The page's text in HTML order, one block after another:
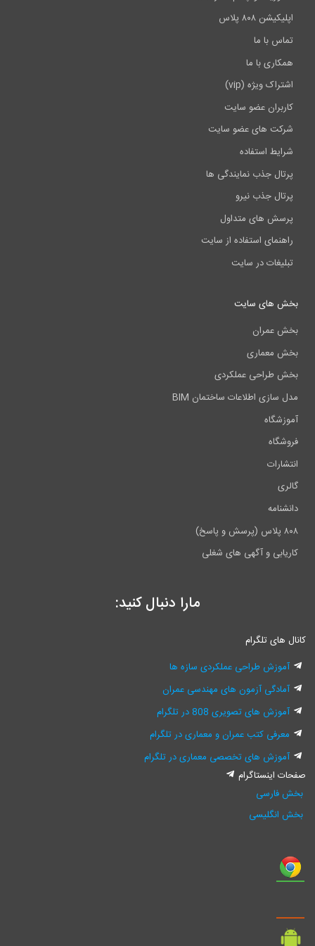
اپلیکیشن ۸۰۸ پلاس
تماس با ما
همکاری با ما
اشتراک ویژه (vip)
کاربران عضو سایت
شرکت های عضو سایت
شرایط استفاده
پرتال جذب نمایندگی ها
پرتال جذب نیرو
پرسش های متداول
راهنمای استفاده از سایت
تبلیغات در سایت
بخش های سایت
بخش عمران
بخش معماری
بخش طراحی عملکردی
مدل سازی اطلاعات ساختمان BIM
آموزشگاه
فروشگاه
انتشارات
گالری
دانشنامه
۸۰۸ پلاس (پرسش و پاسخ)
کاریابی و آگهی های شغلی
مارا دنبال کنید:
کانال های تلگرام
آموزش طراحی عملکردی سازه ها
آمادگی آزمون های مهندسی عمران
آموزش های تصویری 808 در تلگرام
معرفی کتب عمران و معماری در تلگرام
آموزش های تخصصی معماری در تلگرام
صفحات اینستاگرام
بخش فارسی
بخش انگلیسی